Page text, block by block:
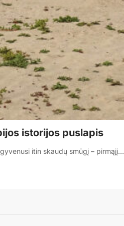
istorijos puslapis
itin skaudų smūgį – pirmąjį…